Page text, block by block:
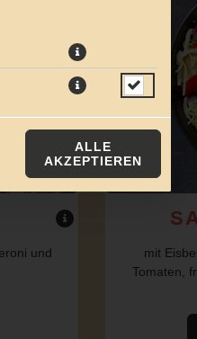
und
mit
Tomaten,
ALLE
AKZEPTIEREN